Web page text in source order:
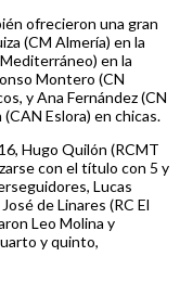
ofrecieron una gran
(CM Almería) en la
en la
Montero (CN
y Ana Fernández (CN
Eslora) en chicas.
Hugo Quilón (RCMT
con el título con 5 y
Lucas
de Linares (RC El
Leo Molina y
y quinto,